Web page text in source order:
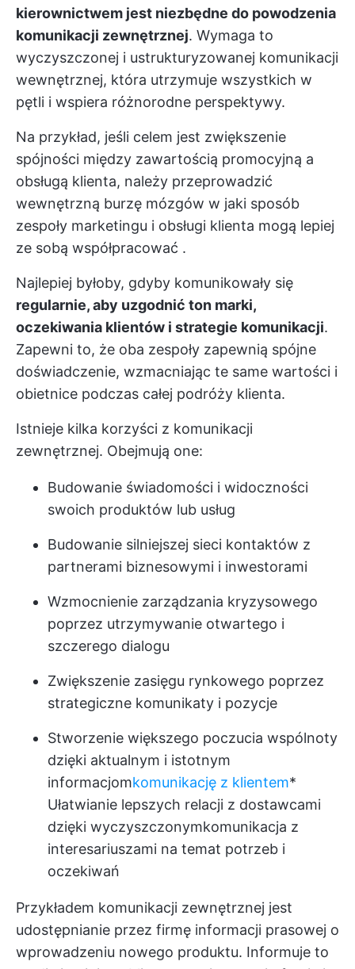
kierownictwem jest niezbędne do powodzenia
komunikacji zewnętrznej. Wymaga to
wyczyszczonej i ustrukturyzowanej komunikacji
wewnętrznej, która utrzymuje wszystkich w
pętli i wspiera różnorodne perspektywy.
Na przykład, jeśli celem jest zwiększenie
spójności między zawartością promocyjną a
obsługą klienta, należy przeprowadzić
wewnętrzną burzę mózgów w jaki sposób
zespoły marketingu i obsługi klienta mogą lepiej
ze sobą współpracować .
Najlepiej byłoby, gdyby komunikowały się
regularnie, aby uzgodnić ton marki,
oczekiwania klientów i strategie komunikacji.
Zapewni to, że oba zespoły zapewnią spójne
doświadczenie, wzmacniając te same wartości i
obietnice podczas całej podróży klienta.
Istnieje kilka korzyści z komunikacji
zewnętrznej. Obejmują one:
Budowanie świadomości i widoczności
swoich produktów lub usług
Budowanie silniejszej sieci kontaktów z
partnerami biznesowymi i inwestorami
Wzmocnienie zarządzania kryzysowego
poprzez utrzymywanie otwartego i
szczerego dialogu
Zwiększenie zasięgu rynkowego poprzez
strategiczne komunikaty i pozycje
Stworzenie większego poczucia wspólnoty
dzięki aktualnym i istotnym
informacjomkomunikację z klientem*
Ułatwianie lepszych relacji z dostawcami
dzięki wyczyszczonymkomunikacja z
interesariuszami na temat potrzeb i
oczekiwań
Przykładem komunikacji zewnętrznej jest
udostępnianie przez firmę informacji prasowej o
wprowadzeniu nowego produktu. Informuje to